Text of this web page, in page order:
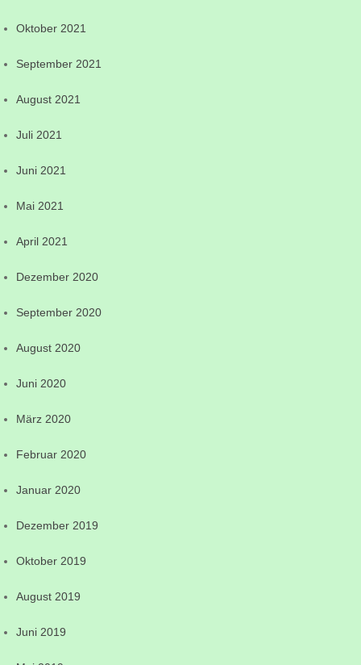
Oktober 2021
September 2021
August 2021
Juli 2021
Juni 2021
Mai 2021
April 2021
Dezember 2020
September 2020
August 2020
Juni 2020
März 2020
Februar 2020
Januar 2020
Dezember 2019
Oktober 2019
August 2019
Juni 2019